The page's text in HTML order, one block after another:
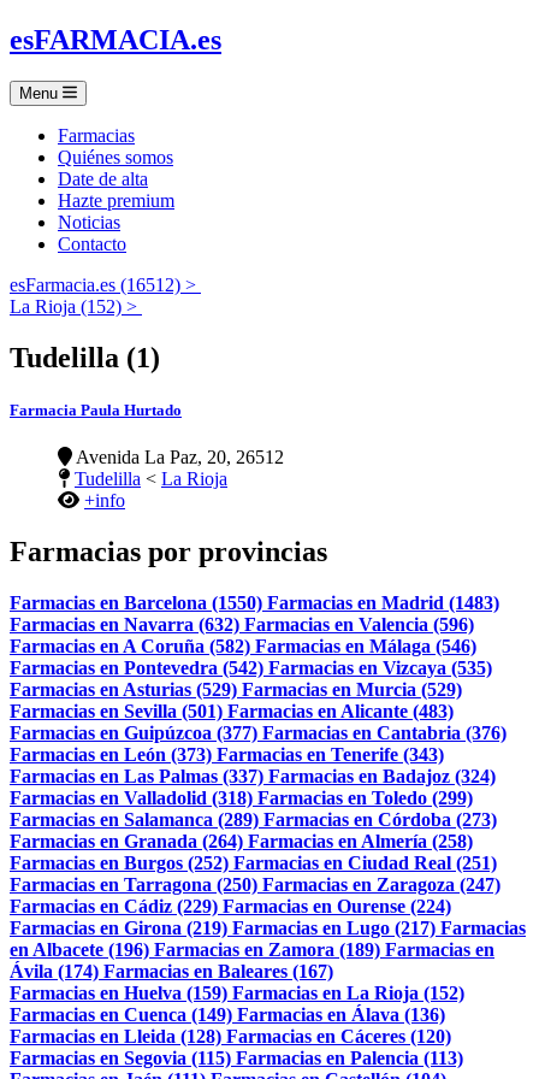
esFARMACIA.es
Menu
Farmacias
Quiénes somos
Date de alta
Hazte premium
Noticias
Contacto
esFarmacia.es (16512) >
La Rioja (152) >
Tudelilla (1)
Farmacia Paula Hurtado
Avenida La Paz, 20, 26512
Tudelilla < La Rioja
+info
Farmacias por provincias
Farmacias en Barcelona (1550) Farmacias en Madrid (1483)
Farmacias en Navarra (632) Farmacias en Valencia (596)
Farmacias en A Coruña (582) Farmacias en Málaga (546)
Farmacias en Pontevedra (542) Farmacias en Vizcaya (535)
Farmacias en Asturias (529) Farmacias en Murcia (529)
Farmacias en Sevilla (501) Farmacias en Alicante (483)
Farmacias en Guipúzcoa (377) Farmacias en Cantabria (376)
Farmacias en León (373) Farmacias en Tenerife (343)
Farmacias en Las Palmas (337) Farmacias en Badajoz (324)
Farmacias en Valladolid (318) Farmacias en Toledo (299)
Farmacias en Salamanca (289) Farmacias en Córdoba (273)
Farmacias en Granada (264) Farmacias en Almería (258)
Farmacias en Burgos (252) Farmacias en Ciudad Real (251)
Farmacias en Tarragona (250) Farmacias en Zaragoza (247)
Farmacias en Cádiz (229) Farmacias en Ourense (224)
Farmacias en Girona (219) Farmacias en Lugo (217) Farmacias
en Albacete (196) Farmacias en Zamora (189) Farmacias en
Ávila (174) Farmacias en Baleares (167)
Farmacias en Huelva (159) Farmacias en La Rioja (152)
Farmacias en Cuenca (149) Farmacias en Álava (136)
Farmacias en Lleida (128) Farmacias en Cáceres (120)
Farmacias en Segovia (115) Farmacias en Palencia (113)